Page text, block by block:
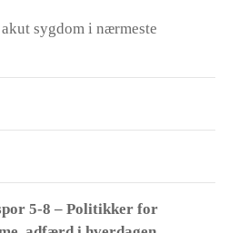
sygdom i nærmeste
5-8 – Politikker for